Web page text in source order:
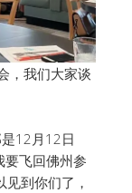
，我们大家谈
12月12日
飞回佛州参
到你们了，